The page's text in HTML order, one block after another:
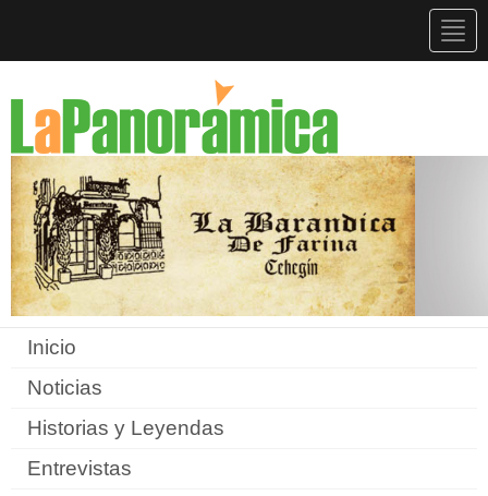
Inicio
Noticias
Historias y Leyendas
Entrevistas